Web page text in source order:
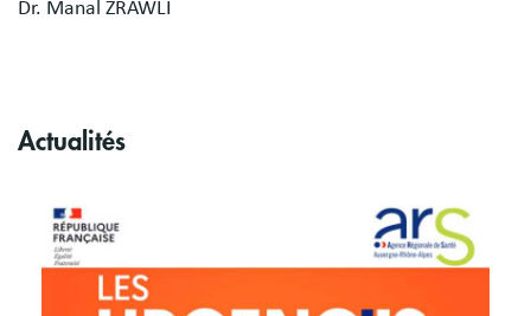
Dr. Manal ZRAWLI
Actualités